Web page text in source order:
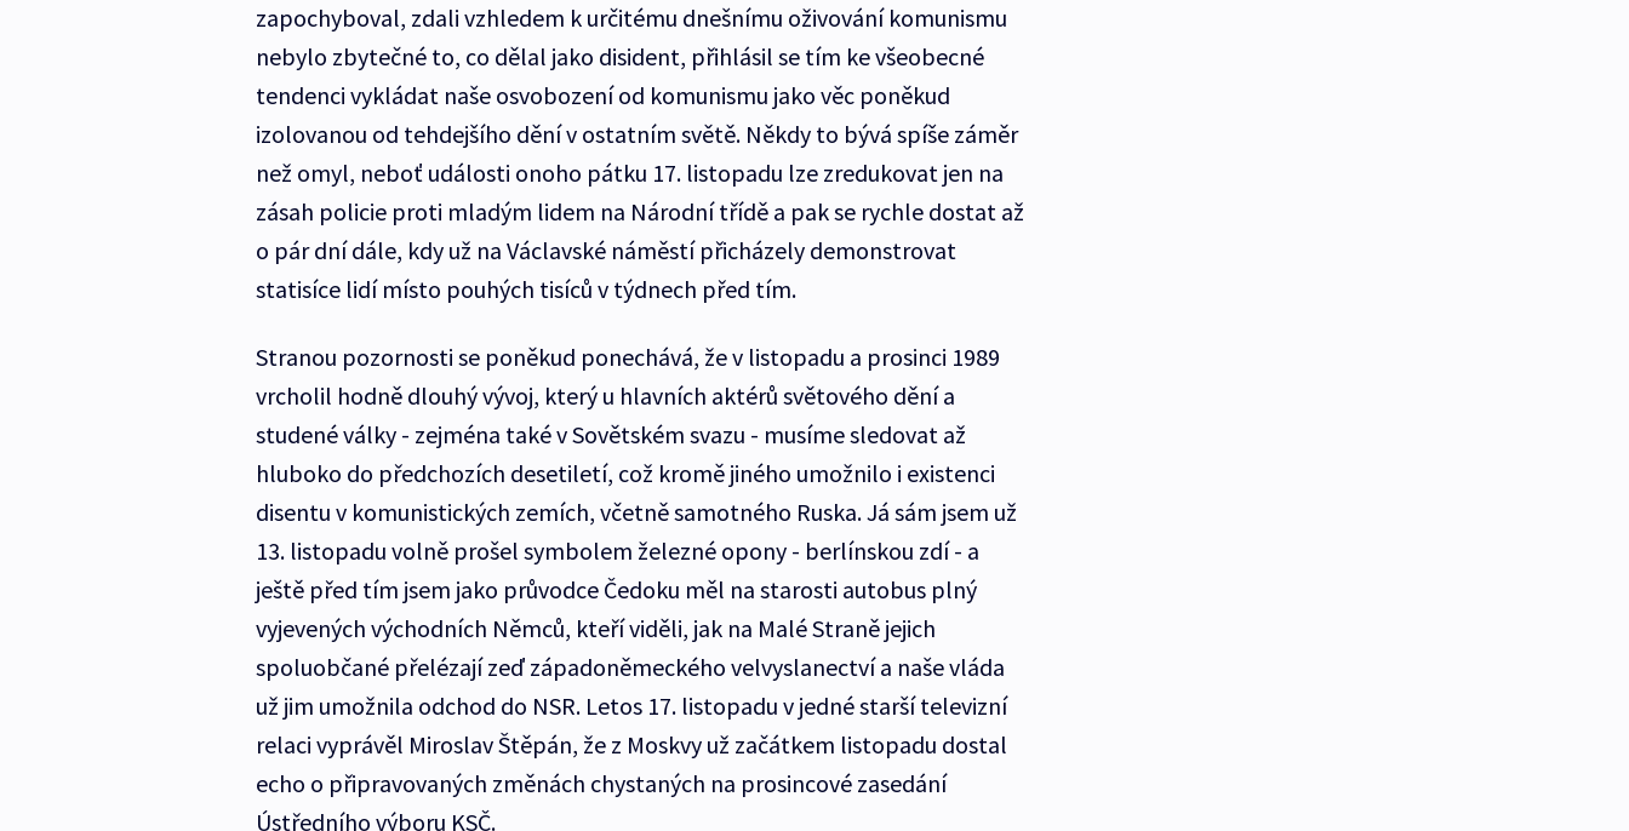
zapochyboval, zdali vzhledem k určitému dnešnímu oživování komunismu
nebylo zbytečné to, co dělal jako disident, přihlásil se tím ke všeobecné
tendenci vykládat naše osvobození od komunismu jako věc poněkud
izolovanou od tehdejšího dění v ostatním světě. Někdy to bývá spíše záměr
než omyl, neboť události onoho pátku 17. listopadu lze zredukovat jen na
zásah policie proti mladým lidem na Národní třídě a pak se rychle dostat až
o pár dní dále, kdy už na Václavské náměstí přicházely demonstrovat
statisíce lidí místo pouhých tisíců v týdnech před tím.
Stranou pozornosti se poněkud ponechává, že v listopadu a prosinci 1989
vrcholil hodně dlouhý vývoj, který u hlavních aktérů světového dění a
studené války - zejména také v Sovětském svazu - musíme sledovat až
hluboko do předchozích desetiletí, což kromě jiného umožnilo i existenci
disentu v komunistických zemích, včetně samotného Ruska. Já sám jsem už
13. listopadu volně prošel symbolem železné opony - berlínskou zdí - a
ještě před tím jsem jako průvodce Čedoku měl na starosti autobus plný
vyjevených východních Němců, kteří viděli, jak na Malé Straně jejich
spoluobčané přelézají zeď západoněmeckého velvyslanectví a naše vláda
už jim umožnila odchod do NSR. Letos 17. listopadu v jedné starší televizní
relaci vyprávěl Miroslav Štěpán, že z Moskvy už začátkem listopadu dostal
echo o připravovaných změnách chystaných na prosincové zasedání
Ústředního výboru KSČ.